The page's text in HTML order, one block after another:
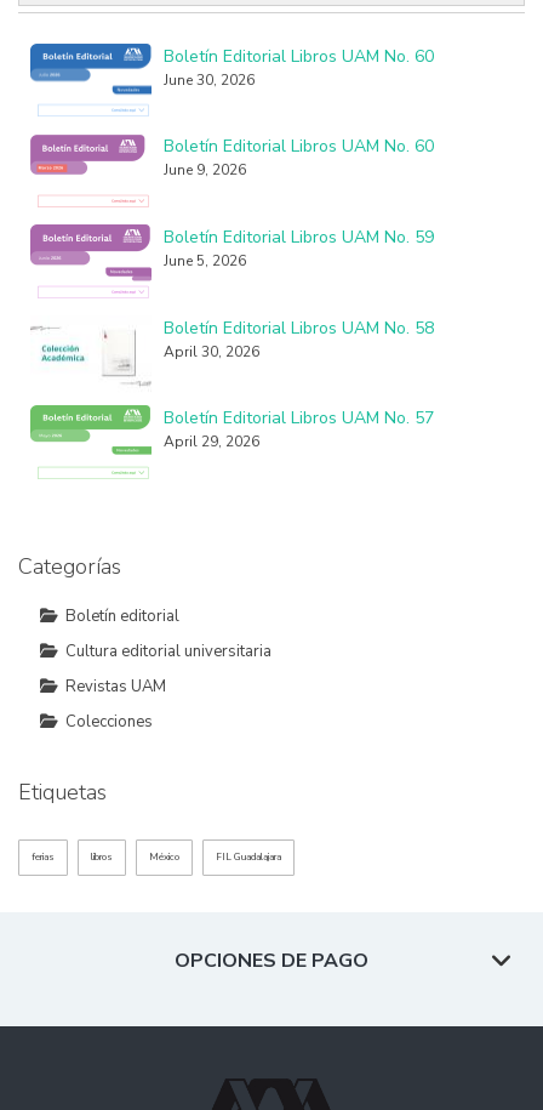
Boletín Editorial Libros UAM No. 60
June 30, 2026
Boletín Editorial Libros UAM No. 60
June 9, 2026
Boletín Editorial Libros UAM No. 59
June 5, 2026
Boletín Editorial Libros UAM No. 58
April 30, 2026
Boletín Editorial Libros UAM No. 57
April 29, 2026
Categorías
Boletín editorial
Cultura editorial universitaria
Revistas UAM
Colecciones
Etiquetas
ferias libros México FIL Guadalajara
OPCIONES DE PAGO